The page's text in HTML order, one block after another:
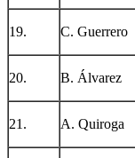
19. C. Guerrero
20. B. Álvarez
21. A. Quiroga